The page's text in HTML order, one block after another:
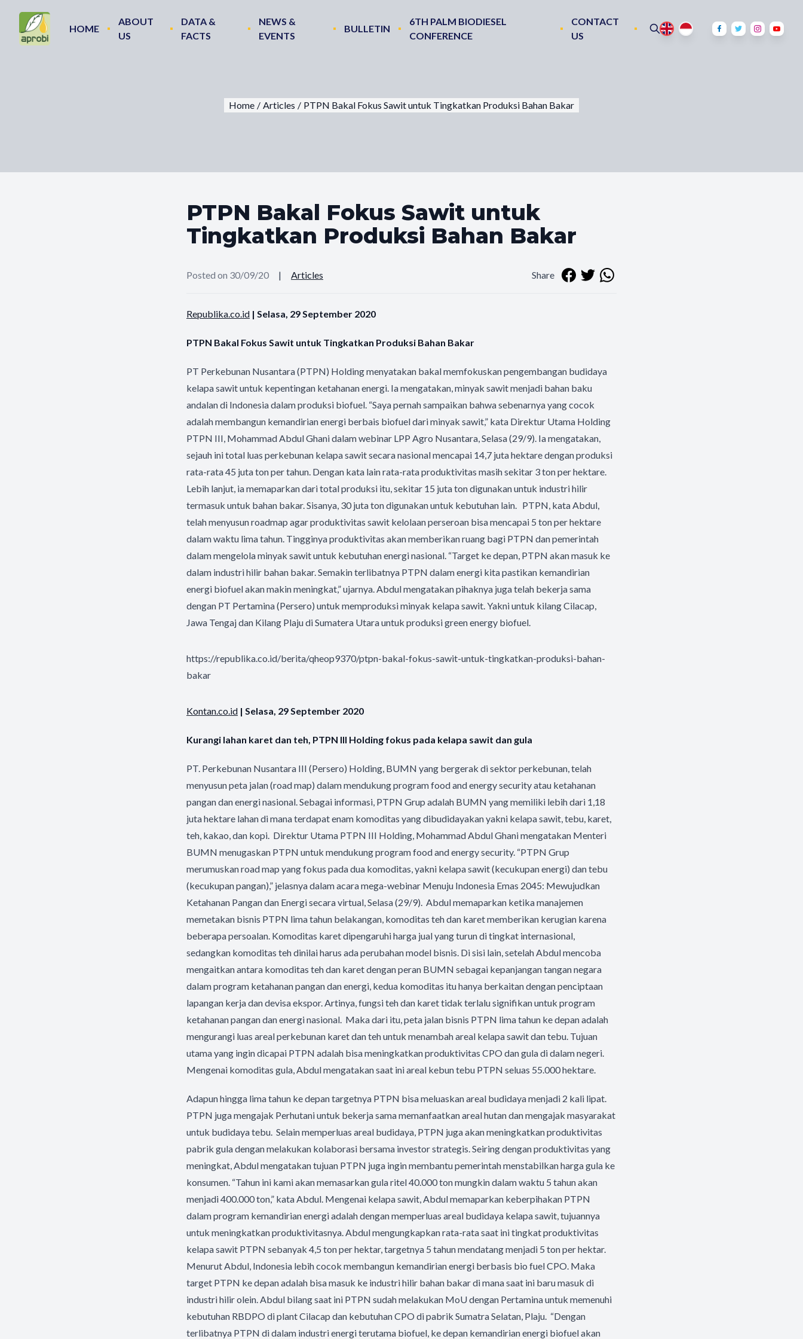
HOME
ABOUT
US
DATA &
FACTS
NEWS &
EVENTS
BULLETIN
6TH PALM BIODIESEL
CONFERENCE
CONTACT
US
Home / Articles / PTPN Bakal Fokus Sawit untuk Tingkatkan Produksi Bahan Bakar
PTPN Bakal Fokus Sawit untuk
Tingkatkan Produksi Bahan Bakar
Posted on 30/09/20 | Articles Share
Republika.co.id | Selasa, 29 September 2020
PTPN Bakal Fokus Sawit untuk Tingkatkan Produksi Bahan Bakar
PT Perkebunan Nusantara (PTPN) Holding menyatakan bakal memfokuskan pengembangan budidaya
kelapa sawit untuk kepentingan ketahanan energi. Ia mengatakan, minyak sawit menjadi bahan baku
andalan di Indonesia dalam produksi biofuel. “Saya pernah sampaikan bahwa sebenarnya yang cocok
adalah membangun kemandirian energi berbais biofuel dari minyak sawit,” kata Direktur Utama Holding
PTPN III, Mohammad Abdul Ghani dalam webinar LPP Agro Nusantara, Selasa (29/9). Ia mengatakan,
sejauh ini total luas perkebunan kelapa sawit secara nasional mencapai 14,7 juta hektare dengan produksi
rata-rata 45 juta ton per tahun. Dengan kata lain rata-rata produktivitas masih sekitar 3 ton per hektare.
Lebih lanjut, ia memaparkan dari total produksi itu, sekitar 15 juta ton digunakan untuk industri hilir
termasuk untuk bahan bakar. Sisanya, 30 juta ton digunakan untuk kebutuhan lain. PTPN, kata Abdul,
telah menyusun roadmap agar produktivitas sawit kelolaan perseroan bisa mencapai 5 ton per hektare
dalam waktu lima tahun. Tingginya produktivitas akan memberikan ruang bagi PTPN dan pemerintah
dalam mengelola minyak sawit untuk kebutuhan energi nasional. “Target ke depan, PTPN akan masuk ke
dalam industri hilir bahan bakar. Semakin terlibatnya PTPN dalam energi kita pastikan kemandirian
energi biofuel akan makin meningkat,” ujarnya. Abdul mengatakan pihaknya juga telah bekerja sama
dengan PT Pertamina (Persero) untuk memproduksi minyak kelapa sawit. Yakni untuk kilang Cilacap,
Jawa Tengaj dan Kilang Plaju di Sumatera Utara untuk produksi green energy biofuel.
https://republika.co.id/berita/qheop9370/ptpn-bakal-fokus-sawit-untuk-tingkatkan-produksi-bahan-
bakar
Kontan.co.id | Selasa, 29 September 2020
Kurangi lahan karet dan teh, PTPN III Holding fokus pada kelapa sawit dan gula
PT. Perkebunan Nusantara III (Persero) Holding, BUMN yang bergerak di sektor perkebunan, telah
menyusun peta jalan (road map) dalam mendukung program food and energy security atau ketahanan
pangan dan energi nasional. Sebagai informasi, PTPN Grup adalah BUMN yang memiliki lebih dari 1,18
juta hektare lahan di mana terdapat enam komoditas yang dibudidayakan yakni kelapa sawit, tebu, karet,
teh, kakao, dan kopi. Direktur Utama PTPN III Holding, Mohammad Abdul Ghani mengatakan Menteri
BUMN menugaskan PTPN untuk mendukung program food and energy security. “PTPN Grup
merumuskan road map yang fokus pada dua komoditas, yakni kelapa sawit (kecukupan energi) dan tebu
(kecukupan pangan),” jelasnya dalam acara mega-webinar Menuju Indonesia Emas 2045: Mewujudkan
Ketahanan Pangan dan Energi secara virtual, Selasa (29/9). Abdul memaparkan ketika manajemen
memetakan bisnis PTPN lima tahun belakangan, komoditas teh dan karet memberikan kerugian karena
beberapa persoalan. Komoditas karet dipengaruhi harga jual yang turun di tingkat internasional,
sedangkan komoditas teh dinilai harus ada perubahan model bisnis. Di sisi lain, setelah Abdul mencoba
mengaitkan antara komoditas teh dan karet dengan peran BUMN sebagai kepanjangan tangan negara
dalam program ketahanan pangan dan energi, kedua komoditas itu hanya berkaitan dengan penciptaan
lapangan kerja dan devisa ekspor. Artinya, fungsi teh dan karet tidak terlalu signifikan untuk program
ketahanan pangan dan energi nasional. Maka dari itu, peta jalan bisnis PTPN lima tahun ke depan adalah
mengurangi luas areal perkebunan karet dan teh untuk menambah areal kelapa sawit dan tebu. Tujuan
utama yang ingin dicapai PTPN adalah bisa meningkatkan produktivitas CPO dan gula di dalam negeri.
Mengenai komoditas gula, Abdul mengatakan saat ini areal kebun tebu PTPN seluas 55.000 hektare.
Adapun hingga lima tahun ke depan targetnya PTPN bisa meluaskan areal budidaya menjadi 2 kali lipat.
PTPN juga mengajak Perhutani untuk bekerja sama memanfaatkan areal hutan dan mengajak masyarakat
untuk budidaya tebu. Selain memperluas areal budidaya, PTPN juga akan meningkatkan produktivitas
pabrik gula dengan melakukan kolaborasi bersama investor strategis. Seiring dengan produktivitas yang
meningkat, Abdul mengatakan tujuan PTPN juga ingin membantu pemerintah menstabilkan harga gula ke
konsumen. “Tahun ini kami akan memasarkan gula ritel 40.000 ton mungkin dalam waktu 5 tahun akan
menjadi 400.000 ton,” kata Abdul. Mengenai kelapa sawit, Abdul memaparkan keberpihakan PTPN
dalam program kemandirian energi adalah dengan memperluas areal budidaya kelapa sawit, tujuannya
untuk meningkatkan produktivitasnya. Abdul mengungkapkan rata-rata saat ini tingkat produktivitas
kelapa sawit PTPN sebanyak 4,5 ton per hektar, targetnya 5 tahun mendatang menjadi 5 ton per hektar.
Menurut Abdul, Indonesia lebih cocok membangun kemandirian energi berbasis bio fuel CPO. Maka
target PTPN ke depan adalah bisa masuk ke industri hilir bahan bakar di mana saat ini baru masuk di
industri hilir olein. Abdul bilang saat ini PTPN sudah melakukan MoU dengan Pertamina untuk memenuhi
kebutuhan RBDPO di plant Cilacap dan kebutuhan CPO di pabrik Sumatra Selatan, Plaju. “Dengan
terlibatnya PTPN di dalam industri energi terutama biofuel, ke depan kemandirian energi biofuel akan